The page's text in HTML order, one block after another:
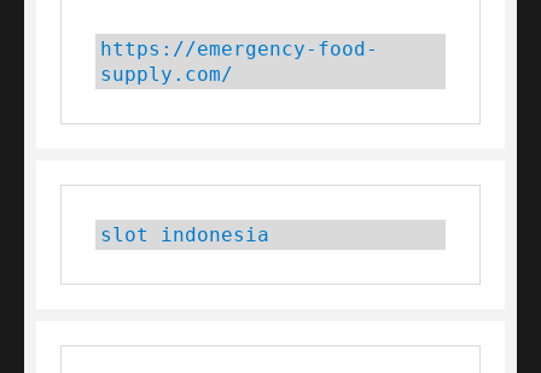
https://emergency-food-
supply.com/
slot indonesia